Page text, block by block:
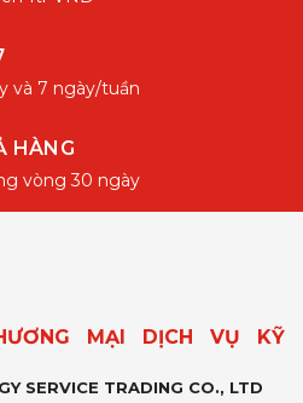
và 7 ngày/tuần
HÀNG
vòng 30 ngày
MẠI DỊCH VỤ KỸ
SERVICE TRADING CO., LTD